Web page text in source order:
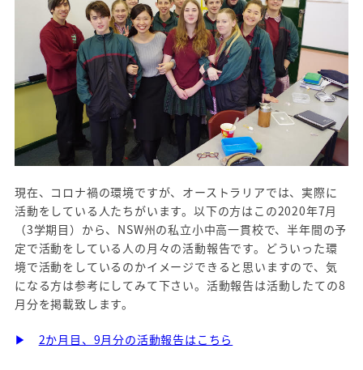
現在、コロナ禍の環境ですが、オーストラリアでは、実際に
活動をしている人たちがいます。以下の方はこの2020年7月
（3学期目）から、NSW州の私立小中高一貫校で、半年間の予
定で活動をしている人の月々の活動報告です。どういった環
境で活動をしているのかイメージできると思いますので、気
になる方は参考にしてみて下さい。活動報告は活動したての8
月分を掲載致します。
▶ 2か月目、9月分の活動報告はこちら